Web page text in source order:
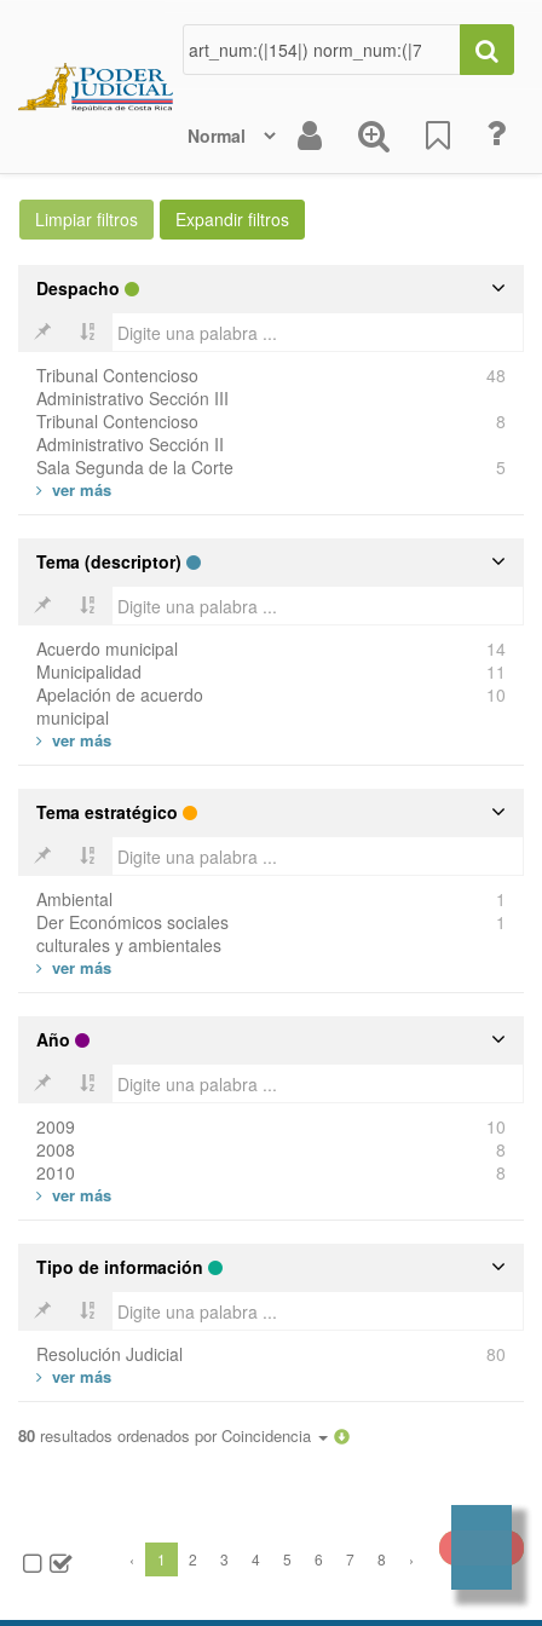
Despacho
Tribunal Contencioso
Administrativo Sección III
48
Tribunal Contencioso
Administrativo Sección II
8
Sala Segunda de la Corte
5
Tema (descriptor)
Acuerdo municipal
14
Municipalidad
11
Apelación de acuerdo
municipal
10
Tema estratégico
Ambiental
1
Der Económicos sociales
culturales y ambientales
1
Año
2009
10
2008
8
2010
8
Tipo de información
Resolución Judicial 80
80 resultados ordenados por Coincidencia
‹ 1 2 3 4 5 6 7 8 ›